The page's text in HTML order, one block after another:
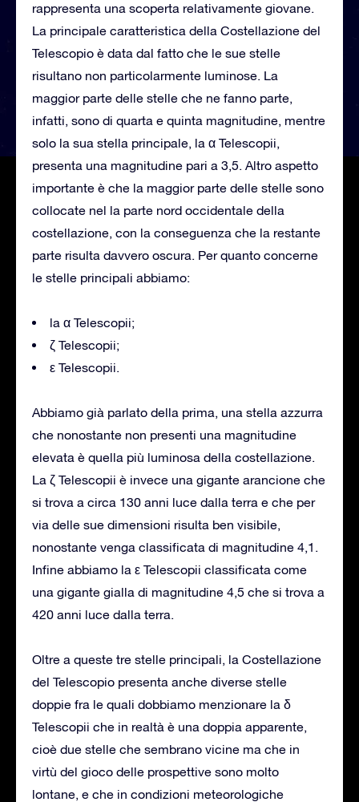
rappresenta una scoperta relativamente giovane.
La principale caratteristica della Costellazione del
Telescopio è data dal fatto che le sue stelle
risultano non particolarmente luminose. La
maggior parte delle stelle che ne fanno parte,
infatti, sono di quarta e quinta magnitudine, mentre
solo la sua stella principale, la α Telescopii,
presenta una magnitudine pari a 3,5. Altro aspetto
importante è che la maggior parte delle stelle sono
collocate nel la parte nord occidentale della
costellazione, con la conseguenza che la restante
parte risulta davvero oscura. Per quanto concerne
le stelle principali abbiamo:
la α Telescopii;
ζ Telescopii;
ε Telescopii.
Abbiamo già parlato della prima, una stella azzurra
che nonostante non presenti una magnitudine
elevata è quella più luminosa della costellazione.
La ζ Telescopii è invece una gigante arancione che
si trova a circa 130 anni luce dalla terra e che per
via delle sue dimensioni risulta ben visibile,
nonostante venga classificata di magnitudine 4,1.
Infine abbiamo la ε Telescopii classificata come
una gigante gialla di magnitudine 4,5 che si trova a
420 anni luce dalla terra.
Oltre a queste tre stelle principali, la Costellazione
del Telescopio presenta anche diverse stelle
doppie fra le quali dobbiamo menzionare la δ
Telescopii che in realtà è una doppia apparente,
cioè due stelle che sembrano vicine ma che in
virtù del gioco delle prospettive sono molto
lontane, e che in condizioni meteorologiche